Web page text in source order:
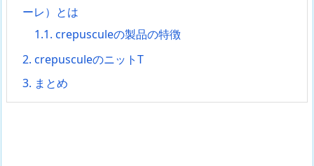
ーレ）とは
1.1. crepusculeの製品の特徴
2. crepusculeのニットT
3. まとめ